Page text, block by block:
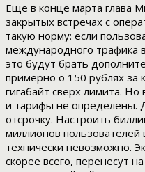
Еще в конце марта глава
закрытых встречах с
такую норму: если
международного трафика
это будут брать
примерно о 150 рублях
гигабайт сверх лимита.
и тарифы не определены.
отсрочку. Настроить
миллионов пользователей
технически невозможно.
скорее всего, перенесут